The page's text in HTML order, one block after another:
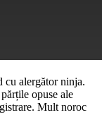
cu alergător ninja.
opuse ale
Mult noroc